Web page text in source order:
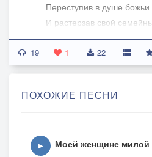
Переступив в душе божьи
И растерзав свой
Всё понимаю про злую
Если бы чувства
Пусть тогда в венах
Гложут сомнения мозг,
19 1 22
ПОХОЖИЕ ПЕСНИ
▶ Моей женщине милой